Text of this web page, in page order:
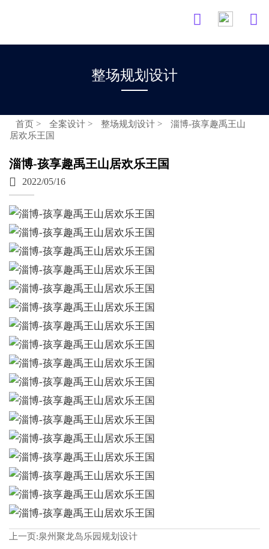
 
整场规划设计
首页 > 全案设计 > 整场规划设计 >
淄博-孩享趣禹王山
居欢乐王国
淄博-孩享趣禹王山居欢乐王国

2022/05/16
上一页:泉州聚龙岛乐园规划设计